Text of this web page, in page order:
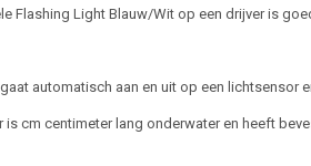
Flashing Light Blauw/Wit op een drijver is
automatisch aan en uit op een lichtsensor
is cm centimeter lang onderwater en heeft